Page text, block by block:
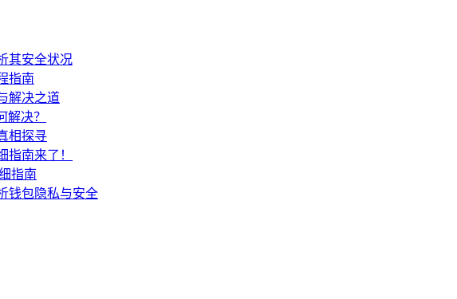
其安全状况
指南
解决之道
解决？
相探寻
指南来了！
指南
钱包隐私与安全